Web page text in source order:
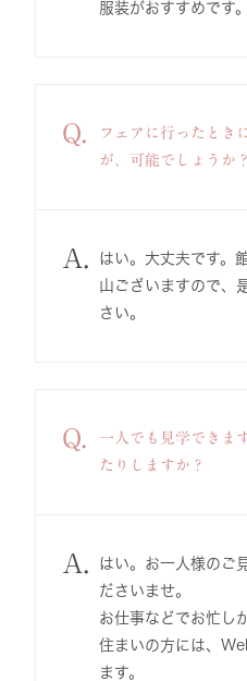
服装がおすすめです。
Q.
フェアに行ったとき
が、可能でしょうか？
A.
はい。大丈夫です。
山ございますので、
さい。
Q.
一人でも見学できま
たりしますか？
A.
はい。お一人様のご
ださいませ。
お仕事などでお忙し
住まいの方には、
ます。